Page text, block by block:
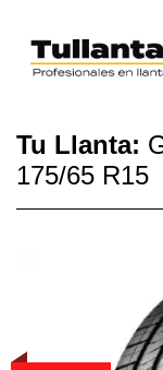
Tu Llanta:
175/65 R15